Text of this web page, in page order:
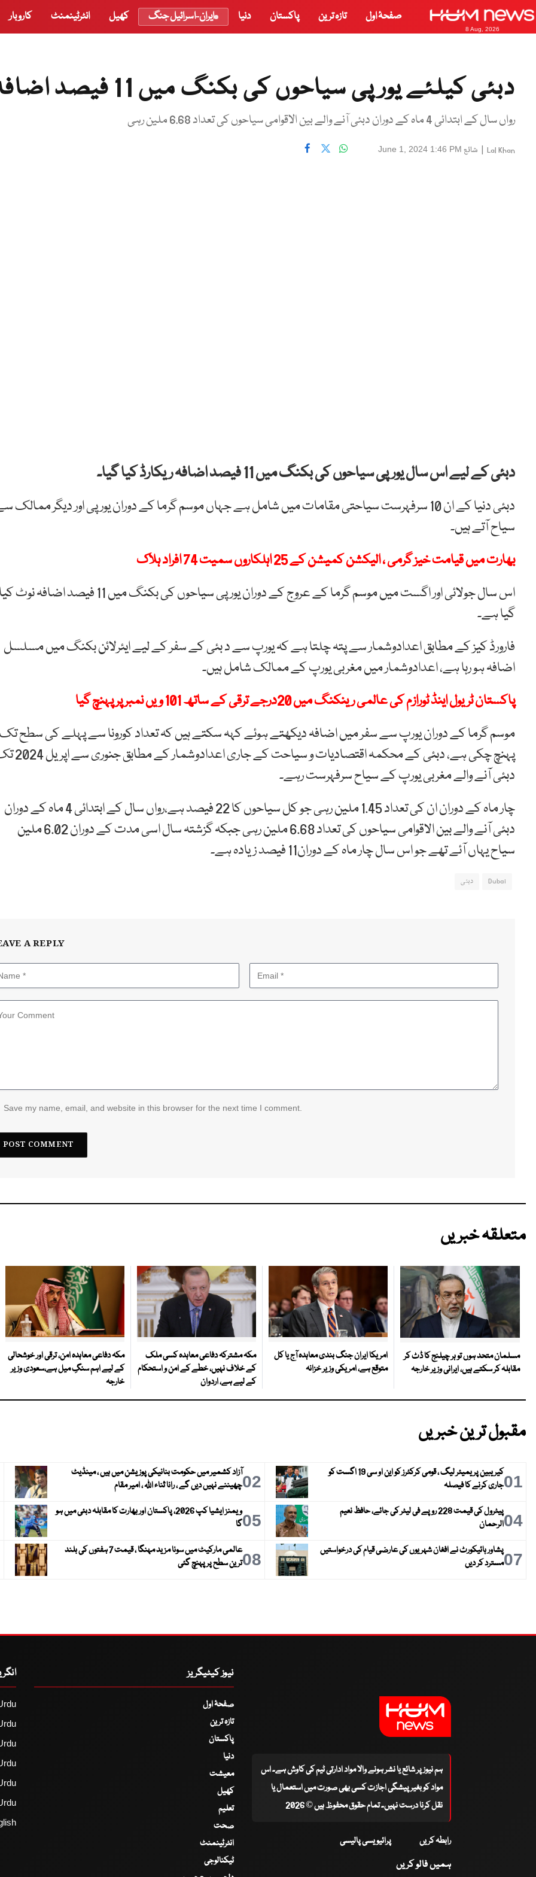
8 Aug, 2026
صفحۂ اول تازہ ترین پاکستان دنیا ایران-اسرائیل جنگ کھیل انٹرٹینمنٹ کاروبار
دبئی کیلئے یورپی سیاحوں کی بکنگ میں 11 فیصد اضافہ
رواں سال کے ابتدائی 4 ماہ کے دوران دبئی آنے والے بین الاقوامی سیاحوں کی تعداد 6.68 ملین رہی
Lal Khan
| شائع June 1, 2024 1:46 PM
دبئی کے لیے اس سال یورپی سیاحوں کی بکنگ میں 11 فیصد اضافہ ریکارڈ کیا گیا۔
دبئی دنیا کے ان 10 سرفہرست سیاحتی مقامات میں شامل ہے جہاں موسم گرما کے دوران یورپی اور دیگر ممالک
سیاح آتے ہیں۔
بھارت میں قیامت خیز گرمی ، الیکشن کمیشن کے 25 اہلکاروں سمیت 74 افراد ہلاک
اس سال جولائی اور اگست میں موسم گرما کے عروج کے دوران یورپی سیاحوں کی بکنگ میں 11 فیصد اضافہ
گیا ہے۔
فارورڈ کیز کے مطابق اعدادوشمار سے پتہ چلتا ہے کہ یورپ سے د بئی کے سفر کے لیے ایئرلائن بکنگ میں مسلسل
اضافہ ہو رہا ہے، اعدادوشمار میں مغربی یورپ کے ممالک شامل ہیں۔
پاکستان ٹریول اینڈ ٹورازم کی عالمی رینکنگ میں 20درجے ترقی کے ساتھ 101 ویں نمبر پر پہنچ گیا
موسم گرما کے دوران یورپ سے سفر میں اضافہ دیکھتے ہوئے کہہ سکتے ہیں کہ تعداد کورونا سے پہلے کی سطح تک
پہنچ چکی ہے، دبئی کے محکمہ اقتصادیات و سیاحت کے جاری
دبئی آنے والے مغربی یورپ کے سیاح سرفہرست رہے۔
چار ماہ کے دوران ان کی تعداد 1.45 ملین رہی جو کل سیاحوں کا 22 فیصد ہے،رواں سال کے ابتدائی 4 ماہ کے دوران
دبئی آنے والے بین الاقوامی سیاحوں کی تعداد 6.68 ملین رہی جبکہ گزشتہ سال اسی مدت کے دوران 6.02 ملین
سیاح یہاں آئے تھے جو اس سال چار ماہ کے دوران11 فیصد زیادہ ہے۔
Dubai دبئی
A REPLY
Save my name, email, and website in this browser for the next time I comment.
متعلقہ خبریں
مسلمان متحد ہوں تو ہر چیلنج کا ڈٹ کر
مقابلہ کر سکتے ہیں، ایرانی وزیر خارجہ
امریکا ایران جنگ بندی معاہدہ آج یا کل
متوقع ہے، امریکی وزیر خزانہ
مکہ مشترکہ دفاعی معاہدہ کسی ملک
کے خلاف نہیں، خطے کے امن و استحکام
کے لیے ہے، اردوان
مکہ دفاعی معاہدہ امن، ترقی اور خوشحالی
کے لیے اہم سنگِ میل ہے،سعودی وزیر
خارجہ
مقبول ترین خبریں
01
کیریبین پریمیئر لیگ ، قومی کرکٹرز کو این او سی 19 اگست کو
جاری کرنے کا فیصلہ
02آزاد کشمیر میں حکومت بنانیکی پوزیشن میں ہیں ، مینڈیٹ
چھیننے نہیں دیں گے ، رانا ثناء اللہ ، امیر مقام
04
پیٹرول کی قیمت 228 روپے فی لیٹر کی جائے، حافظ نعیم
الرحمان
05
ویمنز ایشیا کپ 2026، پاکستان اور بھارت کا مقابلہ دبئی میں ہو
گا
07پشاور ہائیکورٹ نے افغان شہریوں کی عارضی قیام کی درخواستیں
مسترد کر دیں
08
عالمی مارکیٹ میں سونا مزید مہنگا ، قیمت 7 ہفتوں کی بلند
ترین سطح پر پہنچ گئی
ہم نیوز پر شائع یا نشر ہونے والا مواد ادارتی ٹیم کی کاوش ہے۔ اس
مواد کو بغیر پیشگی اجازت کسی بھی صورت میں استعمال یا
نقل کرنا درست نہیں۔ تمام حقوق محفوظ ہیں © 2026
رابطہ کریں پرائیویسی پالیسی
ہمیں فالو کریں
نیوز کیٹیگریز
صفحۂ اول
تازہ ترین
پاکستان
دنیا
معیشت
کھیل
تعلیم
صحت
انٹرٹینمنٹ
ٹیکنالوجی